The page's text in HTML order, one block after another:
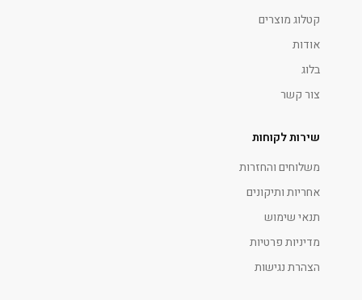
קטלוג מוצרים
אודות
בלוג
צור קשר
שירות לקוחות
משלוחים והחזרות
אחריות ותיקונים
תנאי שימוש
מדיניות פרטיות
הצהרת נגישות